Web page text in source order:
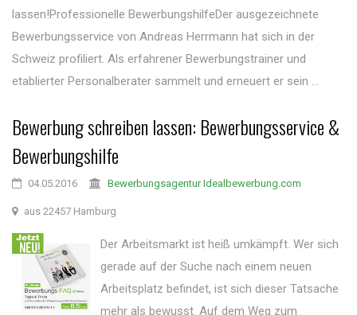
lassen!Professionelle BewerbungshilfeDer ausgezeichnete
Bewerbungsservice von Andreas Herrmann hat sich in der
Schweiz profiliert. Als erfahrener Bewerbungstrainer und
etablierter Personalberater sammelt und erneuert er sein ...
Bewerbung schreiben lassen: Bewerbungsservice &
Bewerbungshilfe
04.05.2016 Bewerbungsagentur Idealbewerbung.com
aus 22457 Hamburg
Der Arbeitsmarkt ist heiß umkämpft. Wer sich
gerade auf der Suche nach einem neuen
Arbeitsplatz befindet, ist sich dieser Tatsache
mehr als bewusst. Auf dem Weg zum